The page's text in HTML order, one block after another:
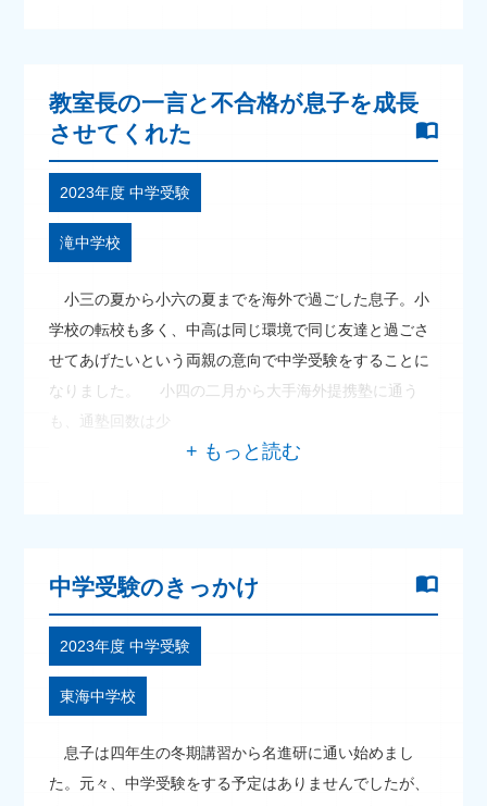
教室長の一言と不合格が息子を成長
させてくれた
2023年度 中学受験
滝中学校
小三の夏から小六の夏までを海外で過ごした息子。小
学校の転校も多く、中高は同じ環境で同じ友達と過ごさ
せてあげたいという両親の意向で中学受験をすることに
なりました。 小四の二月から大手海外提携塾に通う
も、通塾回数は少
中学受験のきっかけ
2023年度 中学受験
東海中学校
息子は四年生の冬期講習から名進研に通い始めまし
た。元々、中学受験をする予定はありませんでしたが、